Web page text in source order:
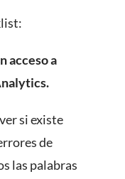
acceso a
si existe
de
las palabras